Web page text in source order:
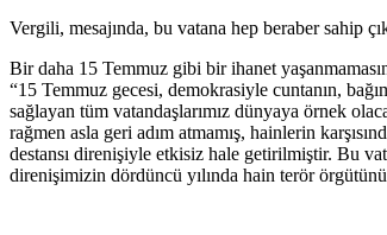
Vergili, mesajında, bu vatana hep beraber sahip
Bir daha 15 Temmuz gibi bir ihanet
“15 Temmuz gecesi, demokrasiyle cuntanın,
sağlayan tüm vatandaşlarımız dünyaya örnek
rağmen asla geri adım atmamış, hainlerin
destansı direnişiyle etkisiz hale getirilmiştir. Bu
direnişimizin dördüncü yılında hain terör